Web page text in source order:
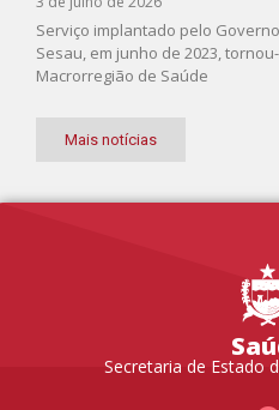
Serviço implantado pelo
Sesau, em junho de 2023,
Macrorregião de Saúde
Mais notícias
Secretaria de Estado